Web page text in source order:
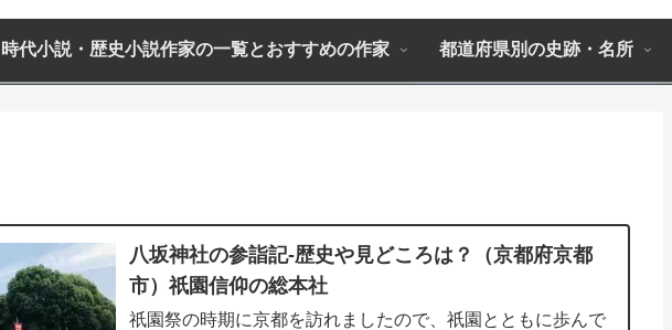
時代小説・歴史小説作家の一覧とおすすめの作家 都道府県別の史跡・名所
八坂神社の参詣記-歴史や見どころは？（京都府京都
市）祇園信仰の総本社
祇園祭の時期に京都を訪れましたので、祇園とともに歩んで